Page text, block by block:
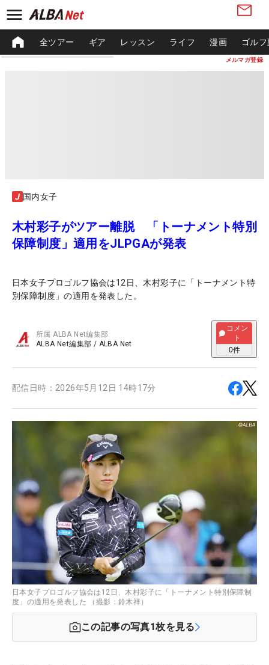
メルマガ登録
全ツアー ギア レッスン ライフ 漫画 ゴル
国内女子
木村彩子がツアー離脱 「トーナメント特別
保障制度」適用をJLPGAが発表
日本女子プロゴルフ協会は12日、木村彩子に「トーナメント特
別保障制度」の適用を発表した。
所属ALBA Net編集部
ALBA Net編集部 / ALBA Net
コメン
ト
0件
配信日時： 2026年5月12日 14時17分
日本女子プロゴルフ協会は12日、木村彩子に「トーナメント特別保障制
度」の適用を発表した （撮影：鈴木祥）
この記事の写真1枚を見る